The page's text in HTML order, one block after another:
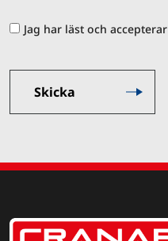
Jag har läst och accepterar